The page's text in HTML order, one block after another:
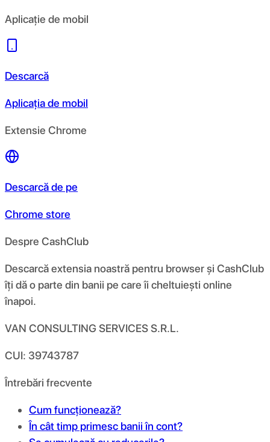
Aplicație de mobil
Descarcă
Aplicația de mobil
Extensie Chrome
Descarcă de pe
Chrome store
Despre CashClub
Descarcă extensia noastră pentru browser și CashClub
îți dă o parte din banii pe care îi cheltuiești online
înapoi.
VAN CONSULTING SERVICES S.R.L.
CUI: 39743787
Întrebări frecvente
Cum funcționează?
În cât timp primesc banii în cont?